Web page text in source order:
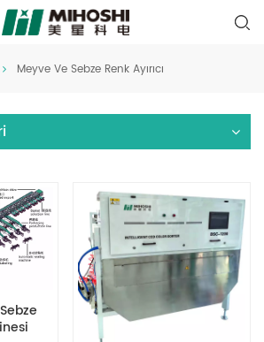
Meyve Ve Sebze Renk Ayırıcı